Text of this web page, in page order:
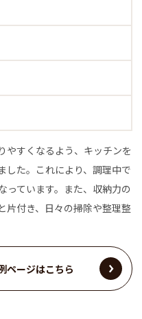
やすくなるよう、キッチンを
した。これにより、調理中で
っています。また、収納力の
片付き、日々の掃除や整理整
ページはこちら